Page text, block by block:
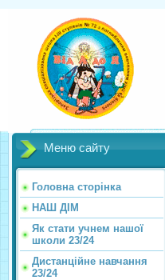
Меню сайту
Головна сторінка
НАШ ДІМ
Як стати учнем нашої
школи 23/24
Дистанційне навчання
23/24